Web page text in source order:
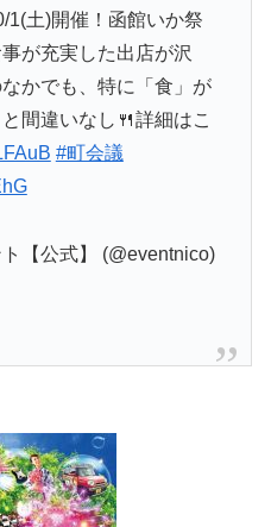
1(土)開催！函館いか祭
が充実した出店が沢
かでも、特に「食」が
間違いなし🍴詳細はこ
#町会議
【公式】 (@eventnico)